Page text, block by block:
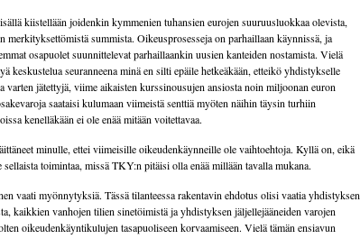
kiistellään joidenkin kymmenien tuhansien eurojen suuruusluokkaa olevista,
merkityksettömistä summista. Oikeusprosesseja on parhaillaan käynnissä, ja
osapuolet suunnittelevat parhaillaankin uusien kanteiden nostamista. Vielä
keskustelua seuranneena minä en silti epäile hetkeäkään, etteikö yhdistykselle
varten jätettyjä, viime aikaisten kurssinousujen ansiosta noin miljoonan euron
saataisi kulumaan viimeistä senttiä myöten näihin täysin turhiin
kenelläkään ei ole enää mitään voitettavaa.
minulle, ettei viimeisille oikeudenkäynneille ole vaihtoehtoja. Kyllä on, eikä
toimintaa, missä TKY:n pitäisi olla enää millään tavalla mukana.
vaati myönnytyksiä. Tässä tilanteessa rakentavin ehdotus olisi vaatia yhdistyksen
kaikkien vanhojen tilien sinetöimistä ja yhdistyksen jäljellejääneiden varojen
oikeudenkäyntikulujen tasapuoliseen korvaamiseen. Vielä tämän ensiavun